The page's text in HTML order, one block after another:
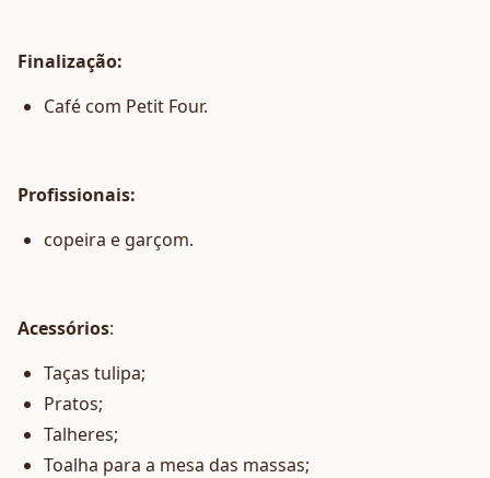
Finalização:
Café com Petit Four.
Profissionais:
copeira e garçom.
Acessórios:
Taças tulipa;
Pratos;
Talheres;
Toalha para a mesa das massas;